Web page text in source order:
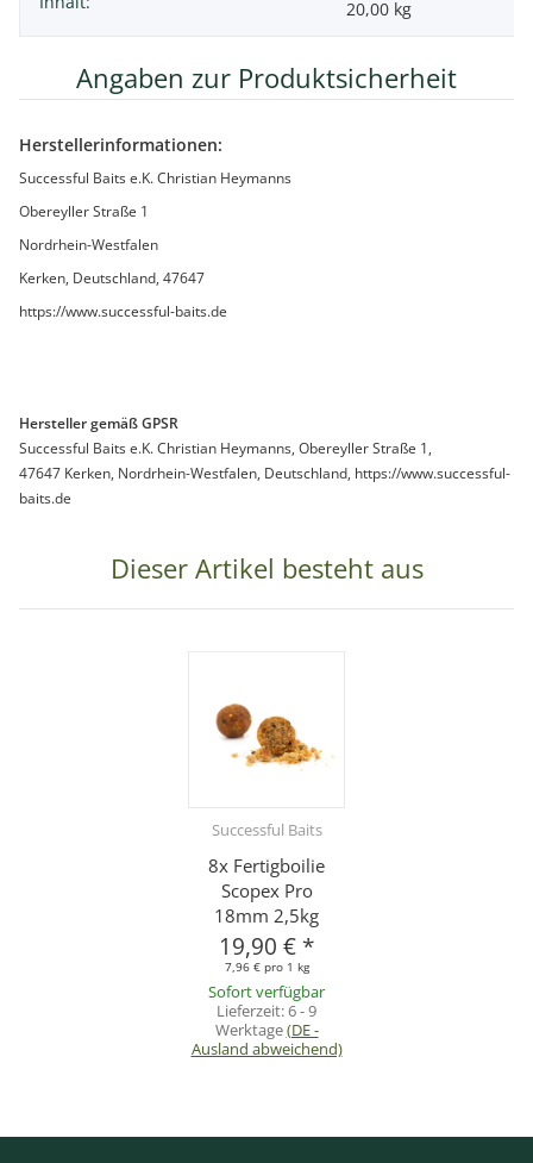
20,00 kg
Angaben zur Produktsicherheit
Herstellerinformationen:
Successful Baits e.K. Christian Heymanns
Obereyller Straße 1
Nordrhein-Westfalen
Kerken, Deutschland, 47647
https://www.successful-baits.de
Hersteller gemäß GPSR
Successful Baits e.K. Christian Heymanns, Obereyller Straße 1,
47647 Kerken, Nordrhein-Westfalen, Deutschland, https://www.successful-
baits.de
Dieser Artikel besteht aus
Successful Baits
8x Fertigboilie
Scopex Pro
18mm 2,5kg
19,90 € *
7,96 € pro 1 kg
Sofort verfügbar
Lieferzeit:6 - 9
Werktage(DE -
Ausland abweichend)